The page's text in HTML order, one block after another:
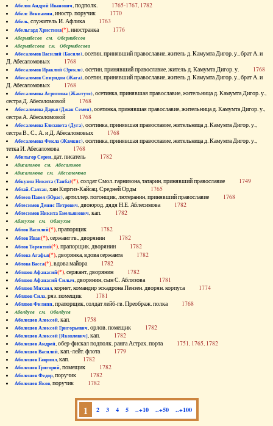
Абелов Андрей Иванович, подполк. 1765-1767, 1782
Абелс Вениамин, иностр. поручик 1770
Абель, служитель И. Афлика 1763
Абельгард Христина(*), иностранка 1776
Абернибесов см. Обернибесов
Абернибесова см. Обернибесова
Абесаломов Василий (Басиле), осетин, принявший православие, житель д. Камумта Дигор. у., брат А. и
Д. Абесаломовых 1768
Абесаломов Ираклий (Эрекле), осетин, принявший православие, житель д. Камумта Дигор. у. 1768
Абесаломов Спиридон (Жага), осетин, принявший православие, житель д. Камумта Дигор. у., брат А. и
Д. Абесаломовых 1768
Абесаломова Агрипина (Жантуте), осетинка, принявшая православие, жительница д. Камумта Дигор. у.,
сестра Д. Абесаломовой 1768
Абесаломова Дарья (Джан Семен), осетинка, принявшая православие, жительница д. Камумта Дигор. у.,
сестра А. Абесаломовой 1768
Абесаломова Елизавета (Дуга), осетинка, принявшая православие, жительница д. Камумта Дигор. у.,
сестра В., С., А. и Д. Абесаломовых 1768
Абесаломова Фекла (Жамкис), осетинка, принявшая православие, жительница д. Камумта Дигор. у.,
тетка И. Абесаломова 1768
Абильгор Серен, дат. писатель 1782
Абисаломов см. Абесаломов
Абисаломова см. Абесаломова
Абкузин Никита (Танба)(*), солдат Смол. гарнизона, татарин, принявший православие 1749
Аблай-Салтан, хан Киргиз-Кайсац. Средней Орды 1765
Аблеев Павел (Юрас), артиллер. погонщик, лютеранин, принявший православие 1768
Аблесимов Денис Петрович, двоюрод. дядя Н.Е. Аблесимова 1782
Аблесимов Никита Емельянович, кап. 1782
Аблеухов см. Облеухов
Аблов Василий(*), прапорщик 1782
Аблов Иван(*), сержант гв., дворянин 1782
Аблов Терентий(*), прапорщик, дворянин 1782
Аблова Агафья(*), дворянка, вдова сержанта 1782
Аблова Васса(*), вдова майора 1782
Аблязов Афанасий(*), сержант, дворянин 1782
Аблязов Афанасий Силыч, дворянин, сын С. Аблязова 1781
Аблязов Михаил, корнет, командир эскадрона Пензен. дворян. корпуса 1774
Аблязов Сила, ряз. помещик 1781
Аблязов Филипп, прапорщик, солдат лейб-гв. Преображ. полка 1768
Аболдуев см. Оболдуев
Аболешев Алексей, кап. 1758
Аболешев Алексей Григорьевич, орлов. помещик 1782
Аболешев Алексей [Яковлевич], кап. 1782
Аболешев Андрей, обер-фискал подполк. ранга Астрах. порта 1751, 1765, 1782
Аболешев Василий, кап.-лейт. флота 1779
Аболешев Гавриил, кап. 1782
Аболешев Григорий, помещик 1782
Аболешев Федор, поручик 1782
Аболешев Яков, поручик 1782
1 2 3 4 5 ..+10 ..+50 ..+100